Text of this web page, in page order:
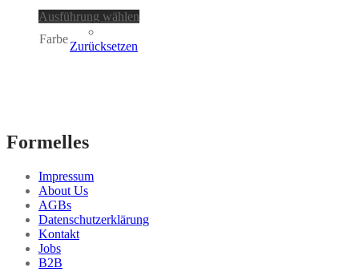
Ausführung wählen
Farbe
Zurücksetzen
Formelles
Impressum
About Us
AGBs
Datenschutzerklärung
Kontakt
Jobs
B2B